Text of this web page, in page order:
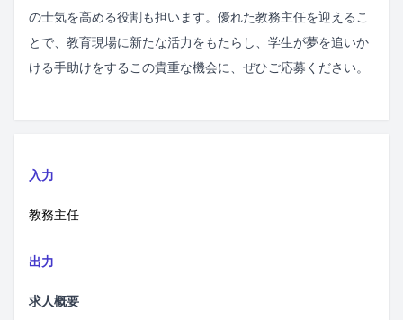
の士気を高める役割も担います。優れた教務主任を迎えるこ
とで、教育現場に新たな活力をもたらし、学生が夢を追いか
ける手助けをするこの貴重な機会に、ぜひご応募ください。
入力
教務主任
出力
求人概要